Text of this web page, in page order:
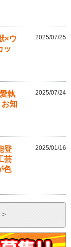
×ウ
ッ
2025/07/25
執
知
2025/07/24
登
芸
色
2025/01/16